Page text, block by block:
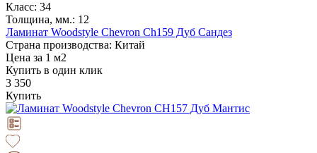
Класс: 34
Толщина, мм.: 12
Ламинат Woodstyle Chevron Ch159 Дуб Сандез
Страна производства: Китай
Цена за 1 м2
Купить в один клик
3 350
Купить